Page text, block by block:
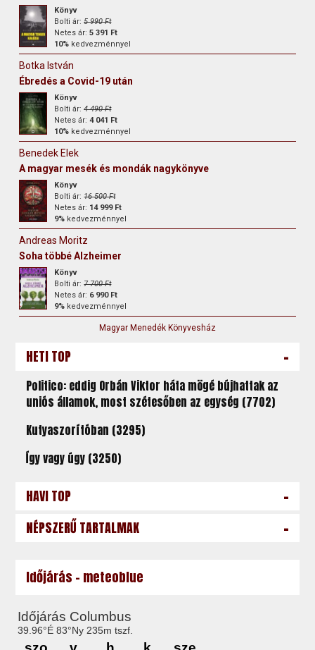
Könyv
Bolti ár:5 990 Ft
Netes ár:5 391 Ft
10% kedvezménnyel
Botka István
Ébredés a Covid-19 után
Könyv
Bolti ár:4 490 Ft
Netes ár:4 041 Ft
10% kedvezménnyel
Benedek Elek
A magyar mesék és mondák nagykönyve
Könyv
Bolti ár:16 500 Ft
Netes ár: 14 999 Ft
9% kedvezménnyel
Andreas Moritz
Soha többé Alzheimer
Könyv
Bolti ár:7 700 Ft
Netes ár: 6 990 Ft
9% kedvezménnyel
Magyar Menedék Könyvesház
HETI TOP -
Politico: eddig Orbán Viktor háta mögé bújhattak az
uniós államok, most szétesőben az egység (7702)
Kutyaszorítóban (3295)
Így vagy úgy (3250)
HAVI TOP -
NÉPSZERŰ TARTALMAK -
Időjárás - meteoblue